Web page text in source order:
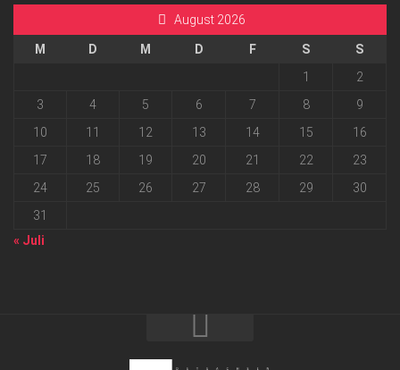
August 2026
M D M D F S
S
1
2
3
4 5 6 7 8
9
10
11 12 13 14 15
16
17
18 19 20 21 22
23
24
25 26 27 28 29
30
31
« Juli